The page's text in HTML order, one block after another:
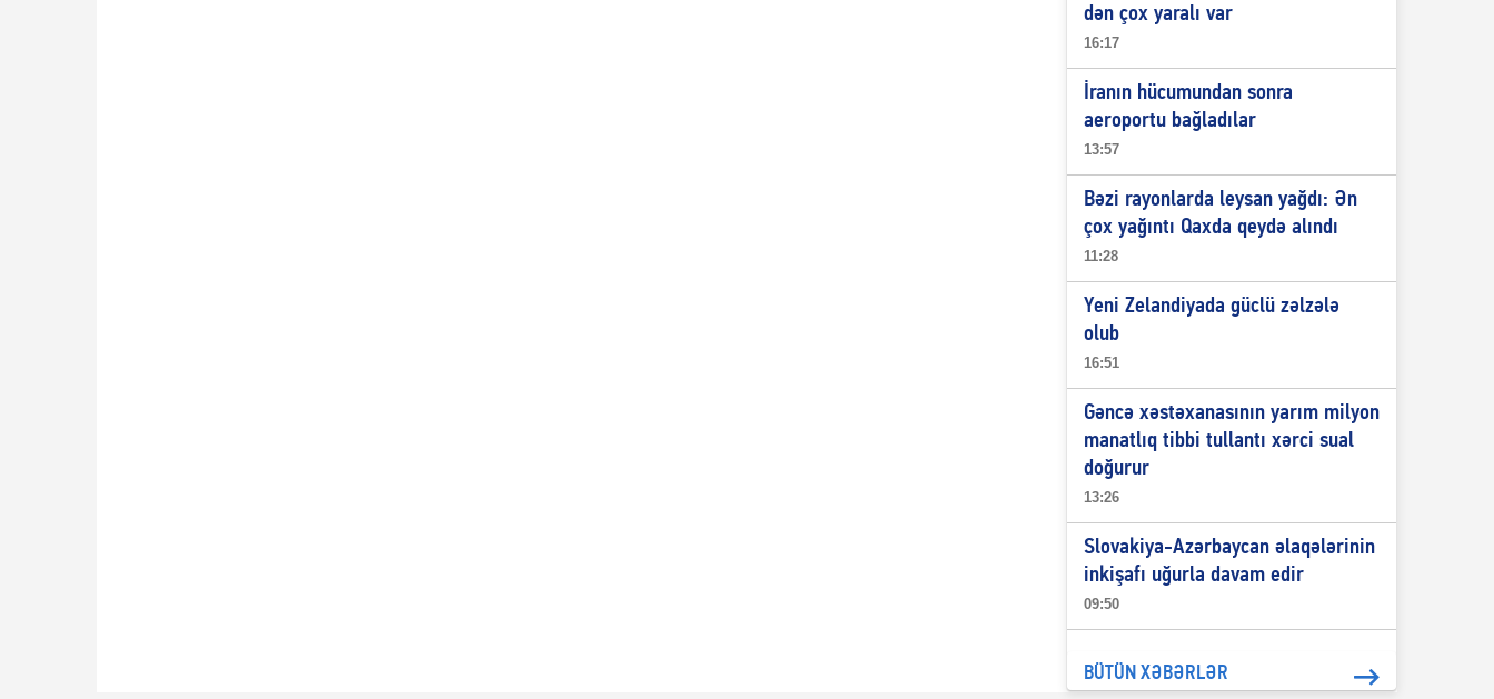
dən çox yaralı var
16:17
İranın hücumundan sonra
aeroportu bağladılar
13:57
Bəzi rayonlarda leysan yağdı: Ən
çox yağıntı Qaxda qeydə alındı
11:28
Yeni Zelandiyada güclü zəlzələ
olub
16:51
Gəncə xəstəxanasının yarım milyon
manatlıq tibbi tullantı xərci sual
doğurur
13:26
Slovakiya-Azərbaycan əlaqələrinin
inkişafı uğurla davam edir
09:50
BÜTÜN XƏBƏRLƏR